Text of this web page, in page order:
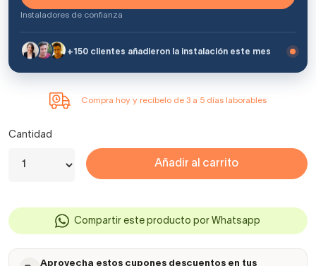
Instaladores de confianza
+150 clientes añadieron la instalación este mes
Compra hoy y recíbelo de 3 a 5 días laborables
Cantidad
Añadir al carrito
Compartir este producto por Whatsapp
Aprovecha estos cupones descuentos en tus